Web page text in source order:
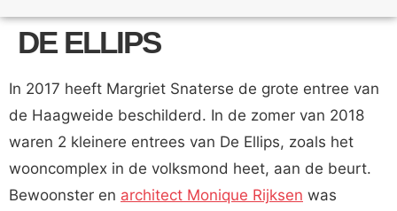
DE ELLIPS
In 2017 heeft Margriet Snaterse de grote entree van
de Haagweide beschilderd. In de zomer van 2018
waren 2 kleinere entrees van De Ellips, zoals het
wooncomplex in de volksmond heet, aan de beurt.
Bewoonster en architect Monique Rijksen was